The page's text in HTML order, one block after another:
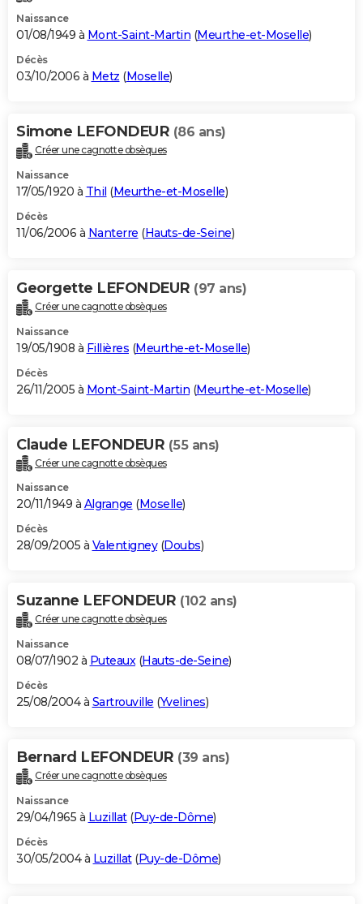
Naissance
01/08/1949 à Mont-Saint-Martin (Meurthe-et-Moselle)
Décès
03/10/2006 à Metz (Moselle)
Simone LEFONDEUR (86 ans)
Créer une cagnotte obsèques
Naissance
17/05/1920 à Thil (Meurthe-et-Moselle)
Décès
11/06/2006 à Nanterre (Hauts-de-Seine)
Georgette LEFONDEUR (97 ans)
Créer une cagnotte obsèques
Naissance
19/05/1908 à Fillières (Meurthe-et-Moselle)
Décès
26/11/2005 à Mont-Saint-Martin (Meurthe-et-Moselle)
Claude LEFONDEUR (55 ans)
Créer une cagnotte obsèques
Naissance
20/11/1949 à Algrange (Moselle)
Décès
28/09/2005 à Valentigney(Doubs)
Suzanne LEFONDEUR (102 ans)
Créer une cagnotte obsèques
Naissance
08/07/1902 à Puteaux(Hauts-de-Seine)
Décès
25/08/2004 à Sartrouville (Yvelines)
Bernard LEFONDEUR (39 ans)
Créer une cagnotte obsèques
Naissance
29/04/1965 à Luzillat(Puy-de-Dôme)
Décès
30/05/2004 à Luzillat(Puy-de-Dôme)